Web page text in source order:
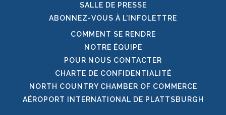
SALLE DE PRESSE
ABONNEZ-VOUS À L’INFOLETTRE
COMMENT SE RENDRE
NOTRE ÉQUIPE
POUR NOUS CONTACTER
CHARTE DE CONFIDENTIALITÉ
NORTH COUNTRY CHAMBER OF COMMERCE
AÉROPORT INTERNATIONAL DE PLATTSBURGH